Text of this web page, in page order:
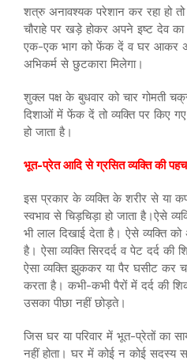
शत्रु अनावश्यक परेशान कर रहा हो
चौराहे पर खड़े होकर अपने इष्ट देव का
एक-एक भाग को फेंक दें व घर आकर
अभिकर्म से छुटकारा मिलेगा।
शुक्ल पक्ष के बुधवार को चार गोमती
दिशाओं में फेंक दें तो व्यक्ति पर किए
हो जाता है।
भूत-प्रेत आदि से ग्रसित व्यक्ति की
इस प्रकार के व्यक्ति के शरीर से या
स्वभाव से चिड़चिड़ा हो जाता है।ऐसे
भी लाल दिखाई देता है। ऐसे व्यक्ति को
है। ऐसा व्यक्ति सिरदर्द व पेट दर्द की
ऐसा व्यक्ति झुककर या पैर घसीट कर
करता है। कभी-कभी पैरों में दर्द की
उसका पीछा नहीं छोड़ते।
जिस घर या परिवार में भूत-प्रेतों का
नहीं होता। घर में कोई न कोई सदस्य